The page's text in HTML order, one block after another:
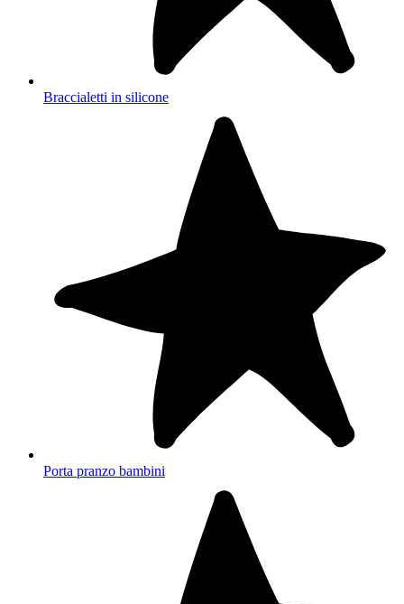
Braccialetti in silicone
Porta pranzo bambini